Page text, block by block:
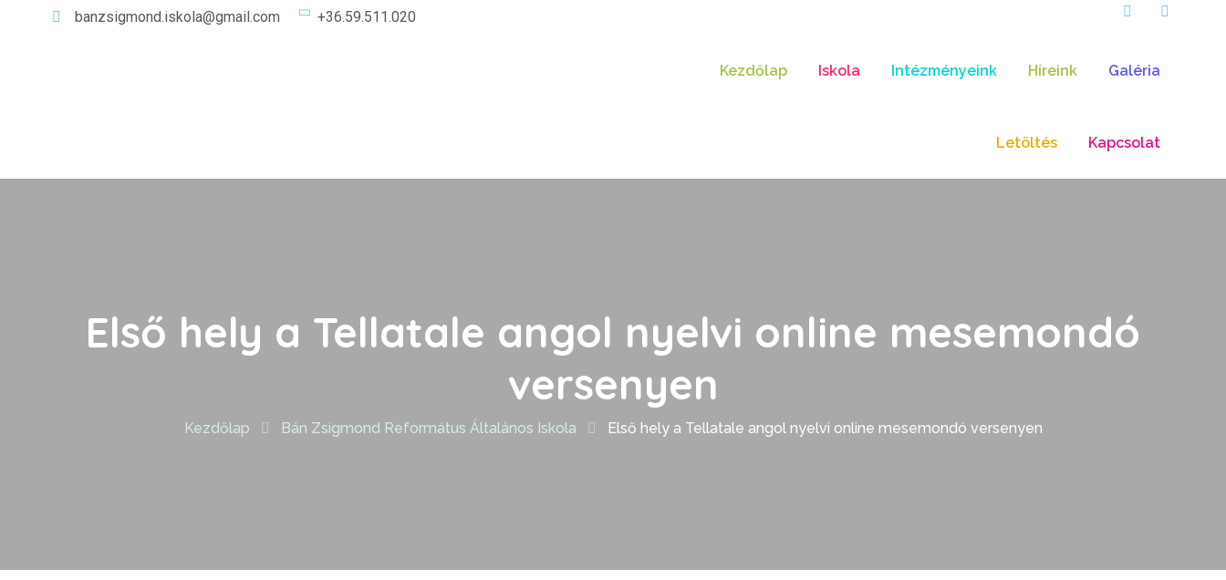
banzsigmond.iskola@gmail.com +36.59.511.020
Kezdőlap Iskola Intézményeink Híreink Galéria
Letöltés Kapcsolat
Első hely a Tellatale angol nyelvi online mesemondó
versenyen
Kezdőlap Bán Zsigmond Református Általános Iskola Első hely a Tellatale angol nyelvi online mesemondó versenyen